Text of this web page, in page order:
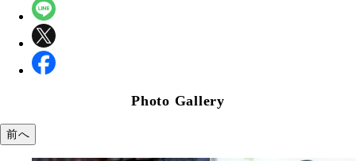
Photo Gallery
前へ